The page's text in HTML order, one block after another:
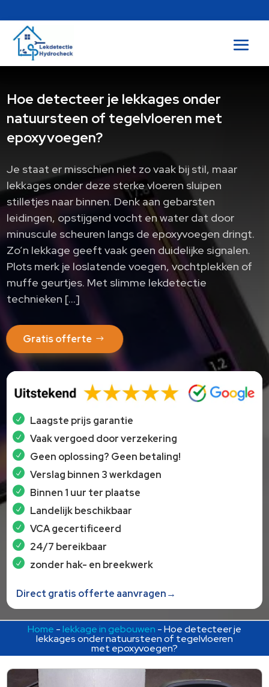
Hoe detecteer je lekkages onder
natuursteen of tegelvloeren met
epoxyvoegen?
Je staat er misschien niet zo vaak bij stil, maar
lekkages onder deze sterke vloeren sluipen
stilletjes naar binnen. Denk aan gebarsten
leidingen, opstijgend vocht en water dat door
minuscule scheuren langs de epoxyvoegen dringt.
Zo’n lekkage geeft vaak geen duidelijke signalen.
Plots merk je loslatende voegen, vochtplekken of
muffe geurtjes. Met slimme lekdetectie
technieken […]
Gratis offerte
Laagste prijs garantie
Vaak vergoed door verzekering
Geen oplossing? Geen betaling!
Verslag binnen 3 werkdagen
Binnen 1 uur ter plaatse
Landelijk beschikbaar
VCA gecertificeerd
24/7 bereikbaar
zonder hak- en breekwerk
Direct gratis offerte aanvragen→
Home -lekkage in gebouwen -Hoe detecteer je
lekkages onder natuursteen of tegelvloeren
met epoxyvoegen?